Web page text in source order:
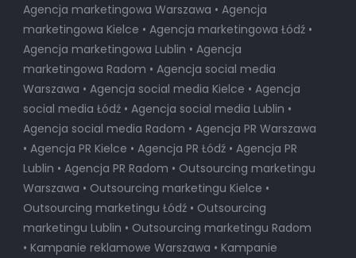
Agencja marketingowa Warszawa • Agencja
marketingowa Kielce • Agencja marketingowa Łódź •
Agencja marketingowa Lublin • Agencja
marketingowa Radom • Agencja social media
Warszawa • Agencja social media Kielce • Agencja
social media Łódź • Agencja social media Lublin •
Agencja social media Radom • Agencja PR Warszawa
• Agencja PR Kielce • Agencja PR Łódź • Agencja PR
Lublin • Agencja PR Radom • Outsourcing marketingu
Warszawa • Outsourcing marketingu Kielce •
Outsourcing marketingu Łódź • Outsourcing
marketingu Lublin • Outsourcing marketingu Radom
• Kampanie reklamowe Warszawa • Kampanie